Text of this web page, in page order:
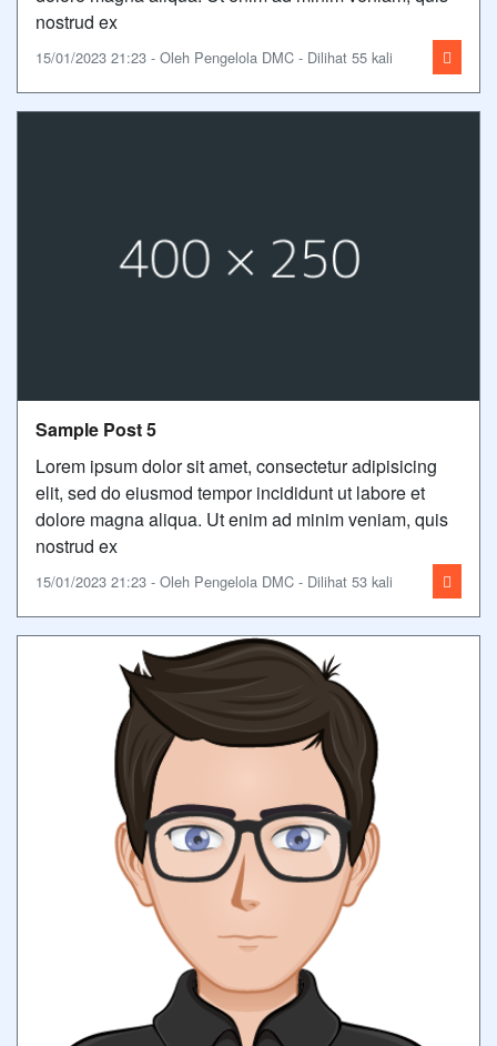
nostrud ex
15/01/2023 21:23 - Oleh Pengelola DMC - Dilihat 55 kali
Sample Post 5
Lorem ipsum dolor sit amet, consectetur adipisicing
elit, sed do eiusmod tempor incididunt ut labore et
dolore magna aliqua. Ut enim ad minim veniam, quis
nostrud ex
15/01/2023 21:23 - Oleh Pengelola DMC - Dilihat 53 kali